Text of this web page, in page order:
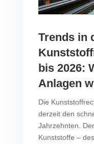
Trends in
bis 2026:
Anlagen
Die
derzeit den
Jahrzehnten.
Kunststoffe –